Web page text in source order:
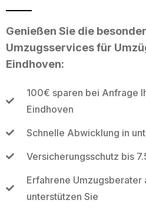
Genießen Sie die
Umzugsservices für
Eindhoven:
100€ sparen bei Anfrage
Eindhoven
Schnelle Abwicklung in
Versicherungsschutz bis
Erfahrene Umzugsberater
unterstützen Sie